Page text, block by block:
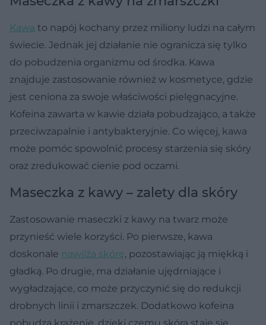
Kawa to napój kochany przez miliony ludzi na całym
świecie. Jednak jej działanie nie ogranicza się tylko
do pobudzenia organizmu od środka. Kawa
znajduje zastosowanie również w kosmetyce, gdzie
jest ceniona za swoje właściwości pielęgnacyjne.
Kofeina zawarta w kawie działa pobudzająco, a także
przeciwzapalnie i antybakteryjnie. Co więcej, kawa
może pomóc spowolnić procesy starzenia się skóry
oraz zredukować cienie pod oczami.
Maseczka z kawy – zalety dla skóry
Zastosowanie maseczki z kawy na twarz może
przynieść wiele korzyści. Po pierwsze, kawa
doskonale nawilża skórę, pozostawiając ją miękką i
gładką. Po drugie, ma działanie ujędrniające i
wygładzające, co może przyczynić się do redukcji
drobnych linii i zmarszczek. Dodatkowo kofeina
pobudza krążenie, dzięki czemu skóra staje się